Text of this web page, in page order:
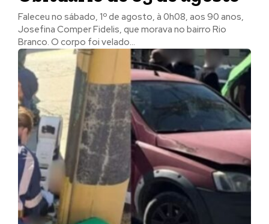
Faleceu no sábado, 1º de agosto, à 0h08, aos 90 anos,
Josefina Comper Fidelis, que morava no bairro Rio
Branco. O corpo foi velado...